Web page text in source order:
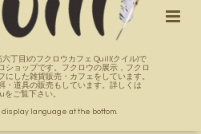
丁目)のフクロウカフェ Quill(クイル)で
ショップです。フクロウの展示，フクロ
にした雑貨販売・カフェをしています。
・道具の販売もしています。詳しくは
をご覧下さい。
language at the bottom.